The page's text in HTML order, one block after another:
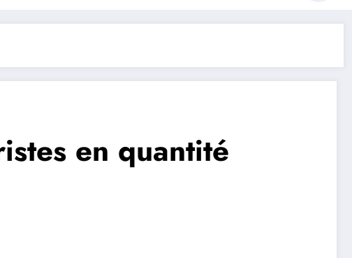
en quantité